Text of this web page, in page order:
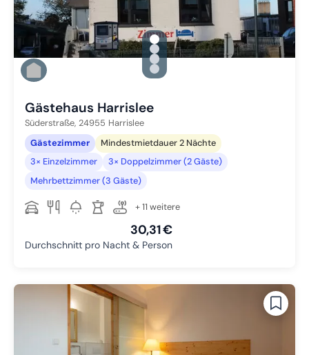
gallery.slide_selector
Zu Slide 1 wechseln
Zu Slide 2 wechseln
Zu Slide 3 wechseln
Zu Slide 4 wechseln
Gästehaus Harrislee
Süderstraße, 24955 Harrislee
Gästezimmer
Mindestmietdauer 2 Nächte
3× Einzelzimmer
3× Doppelzimmer (2 Gäste)
Mehrbettzimmer (3 Gäste)
+ 11 weitere
30,31 €
Durchschnitt pro Nacht & Person